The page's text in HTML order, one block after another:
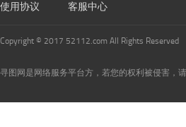
使用协议 客服中心
Copyright © 2017 52112.com All Rights Reserved
寻图网是网络服务平台方，若您的权利被侵害，